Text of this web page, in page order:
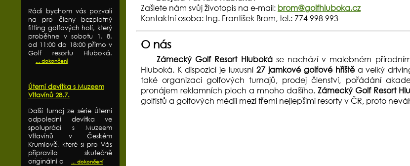
Rádi bychom vás pozvali
na pro členy bezplatný
fitting golfových holí, který
proběhne v sobotu 1. 8.
od 11:00 do 18:00 přímo v
Golf resortu Hluboká.
... dokončení
Úterní devítka s Muzeem
Vltavínů 28.7.
Další turnaj ze série Úterní
odpolední devítka ve
spolupráci s Muzeem
Vltavínů v Českém
Krumlově, které si pro Vás
připravilo skutečně
originální a
... dokončení
Zašlete nám svůj životopis na e-mail: brom@golfhluboka.cz
Kontaktní osoba: Ing. František Brom, tel.: 774 998 993
O nás
Zámecký Golf Resort Hlubokáse nachází v malebném
Hluboká. K dispozici je luxusní 27 jamkové golfové hřištěa velký
také organizaci golfových turnajů, prodej členství, pořádání
pronájem reklamních ploch a mnoho dalšího. Zámecký Golf Resort
golfistů a golfových médií mezi třemi nejlepšími resorty v ČR, proto